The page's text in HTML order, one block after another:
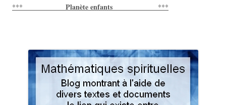
*** Planète enfants ***